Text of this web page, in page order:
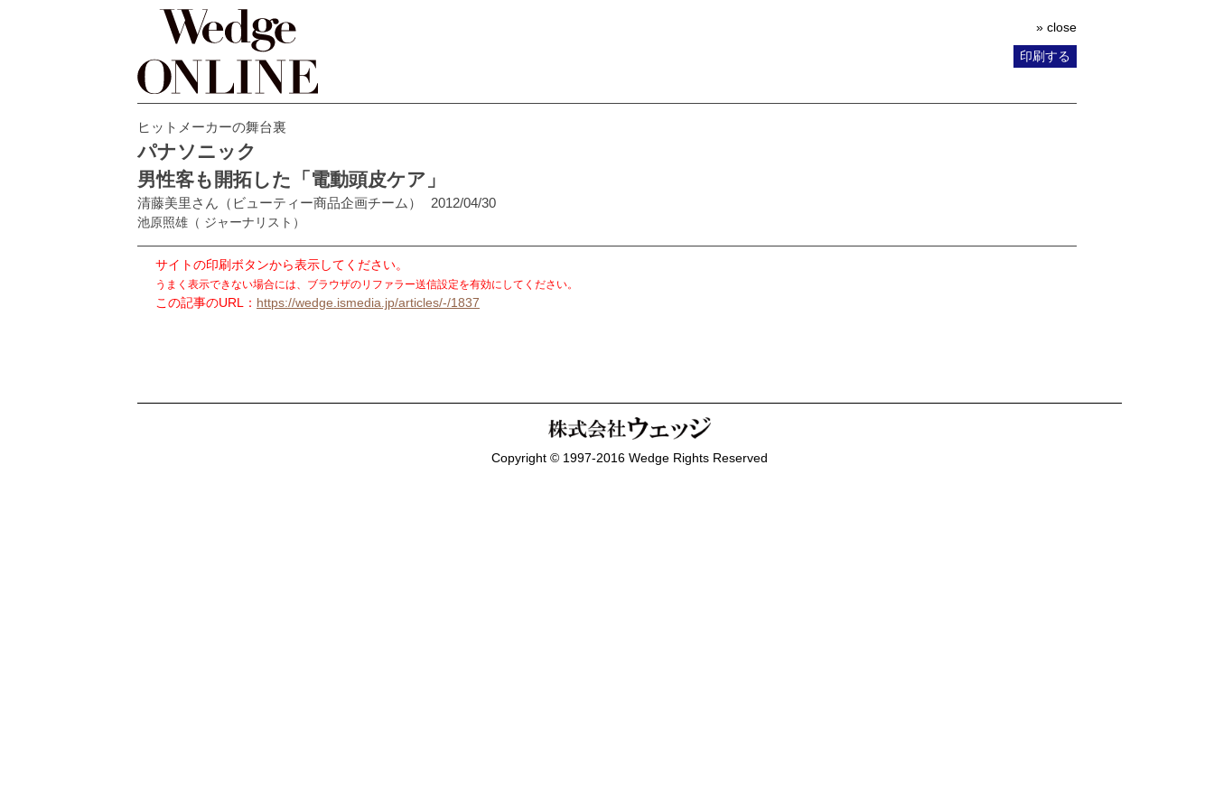
» close
印刷する
ヒットメーカーの舞台裏
パナソニック
男性客も開拓した「電動頭皮ケア」
清藤美里さん（ビューティー商品企画チーム） 2012/04/30
池原照雄 （ ジャーナリスト）
サイトの印刷ボタンから表示してください。
うまく表示できない場合には、ブラウザのリファラー送信設定を有効にしてください。
この記事のURL： https://wedge.ismedia.jp/articles/-/1837
Copyright © 1997-2016 Wedge Rights Reserved